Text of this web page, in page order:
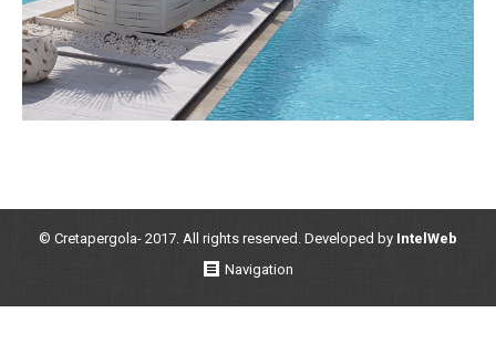
© Cretapergola- 2017. All rights reserved. Developed by IntelWeb
Navigation